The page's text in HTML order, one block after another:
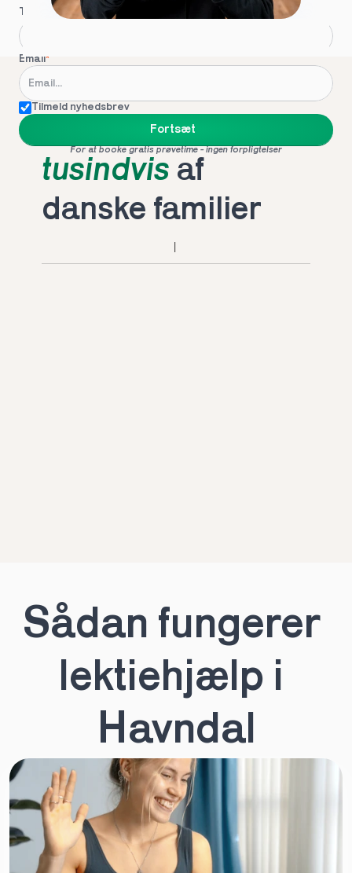
Telefon*
Email*
Tilmeld nyhedsbrev
Fortsæt
For at booke gratis prøvetime - ingen forpligtelser
tusindvis af
danske familier
Sådan fungerer
lektiehjælp i
Havndal